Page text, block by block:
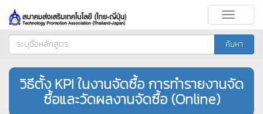
Toggle
ค้นหา
วิธีตั้ง KPI ในงานจัดซื้อ การทำรายงานจัด
ซื้อและวัดผลงานจัดซื้อ (Online)